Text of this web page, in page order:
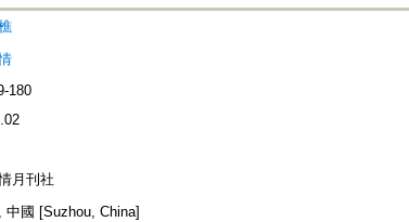
180
月刊社
中國 [Suzhou, China]